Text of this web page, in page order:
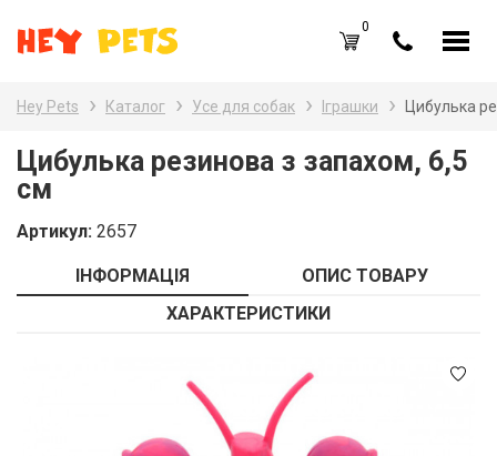
RU
UA
Обране (
Акції
0
Hey Pets Каталог Усе для собак Іграшки Цибулька
Цибулька резинова з запахом, 6,5
см
Артикул: 2657
ІНФОРМАЦІЯ
ОПИС ТОВАРУ
ХАРАКТЕРИСТИКИ